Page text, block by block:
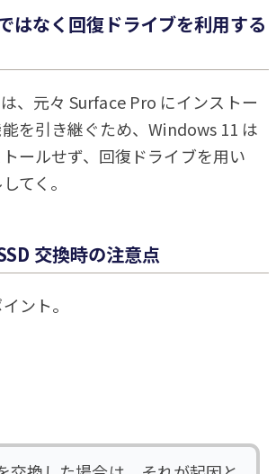
はなく回復ドライブを利用する
、元々 Surface Pro にインストー
を引き継ぐため、Windows 11 は
ールせず、回復ドライブを用い
てく。
交換時の注意点
ント。